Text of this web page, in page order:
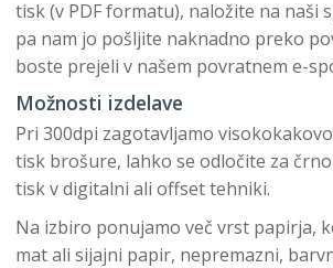
tisk (v PDF formatu), naložite na naši
pa nam jo pošljite naknadno preko
boste prejeli v našem povratnem e-
Možnosti izdelave
Pri 300dpi zagotavljamo
tisk brošure, lahko se odločite za
tisk v digitalni ali offset tehniki.
Na izbiro ponujamo več vrst papirja,
mat ali sijajni papir, nepremazni,